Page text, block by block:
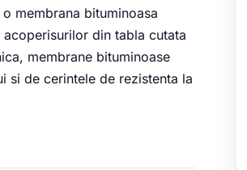
membrana bituminoasa
din tabla cutata
membrane bituminoase
si de cerintele de rezistenta la